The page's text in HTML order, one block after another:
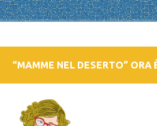
“MAMME NEL DESERTO” ORA